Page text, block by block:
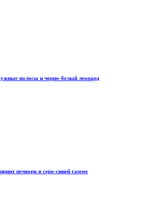
полосы и черно-белый леопард
печворк в серо-синей гамме